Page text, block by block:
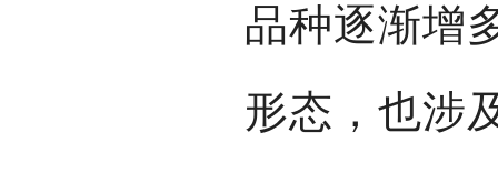
品种逐渐增
形态，也涉